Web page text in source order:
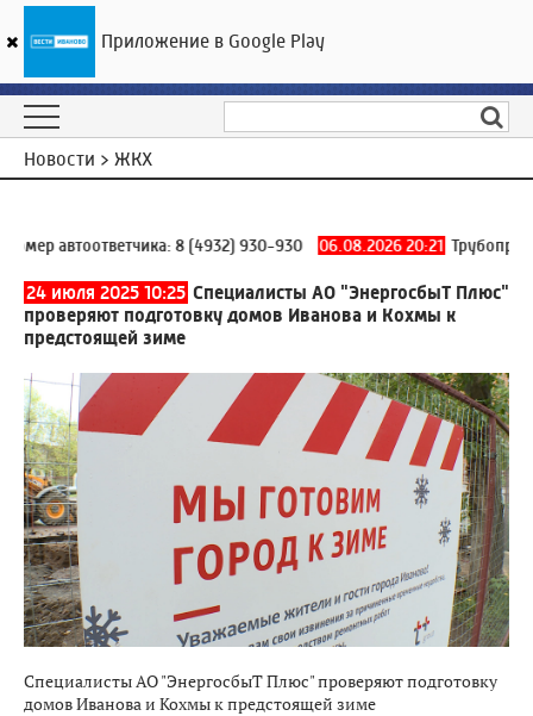
ГТРК «Ивтелерадио»
Новости > ЖКХ
автоответчика:8 (4932) 930-930 06.08.2026 20:21
24 июля 2025 10:25 Специалисты АО "ЭнергосбыТ Плюс"
проверяют подготовку домов Иванова и Кохмы к
предстоящей зиме
Специалисты АО "ЭнергосбыТ Плюс" проверяют подготовку
домов Иванова и Кохмы к предстоящей зиме
Приложение в Google Play